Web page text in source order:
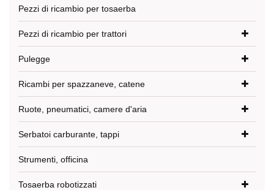
Pezzi di ricambio per tosaerba
Pezzi di ricambio per trattori
Pulegge
Ricambi per spazzaneve, catene
Ruote, pneumatici, camere d'aria
Serbatoi carburante, tappi
Strumenti, officina
Tosaerba robotizzati